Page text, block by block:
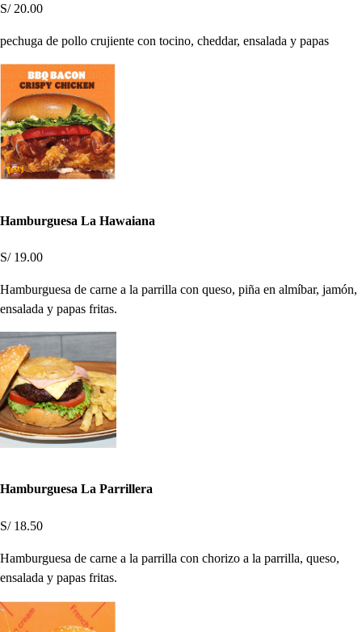
S/ 20.00
pechuga de pollo crujiente con tocino, cheddar, ensalada y papas
Hamburguesa La Hawaiana
S/ 19.00
Hamburguesa de carne a la parrilla con queso, piña en almíbar, jamón,
ensalada y papas fritas.
Hamburguesa La Parrillera
S/ 18.50
Hamburguesa de carne a la parrilla con chorizo a la parrilla, queso,
ensalada y papas fritas.